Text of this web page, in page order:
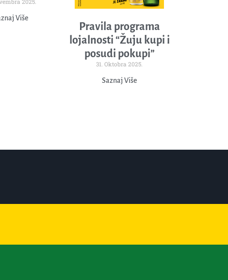
Više
Pravila programa
lojalnosti “Žuju kupi i
posudi pokupi”
31. Oktobra 2025.
Saznaj Više